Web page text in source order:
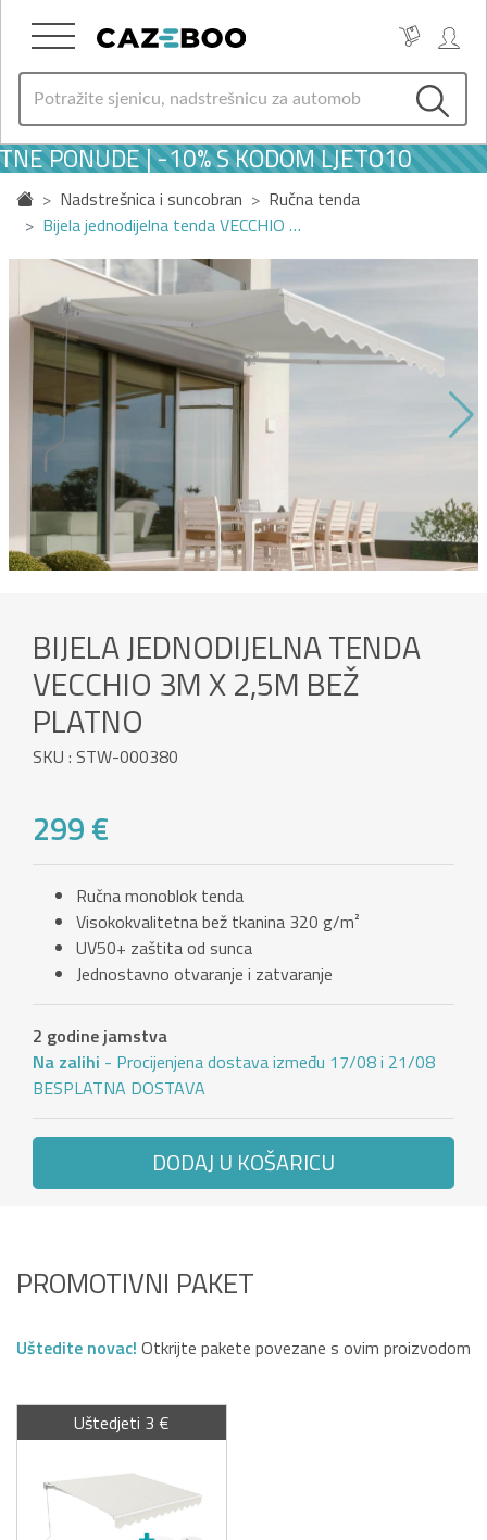
PONUDE | -10% S KODOM LJETO10
Nadstrešnica i suncobran
Ručna tenda
Bijela jednodijelna tenda VECCHIO …
BIJELA JEDNODIJELNA TENDA
VECCHIO 3M X 2,5M BEŽ
PLATNO
SKU : STW-000380
299 €
Ručna monoblok tenda
Visokokvalitetna bež tkanina 320 g/m²
UV50+ zaštita od sunca
Jednostavno otvaranje i zatvaranje
2 godine jamstva
Na zalihi - Procijenjena dostava između 17/08 i 21/08
BESPLATNA DOSTAVA
DODAJ U KOŠARICU
PROMOTIVNI PAKET
Uštedite novac! Otkrijte pakete povezane s ovim proizvodom
Uštedjeti 3 €